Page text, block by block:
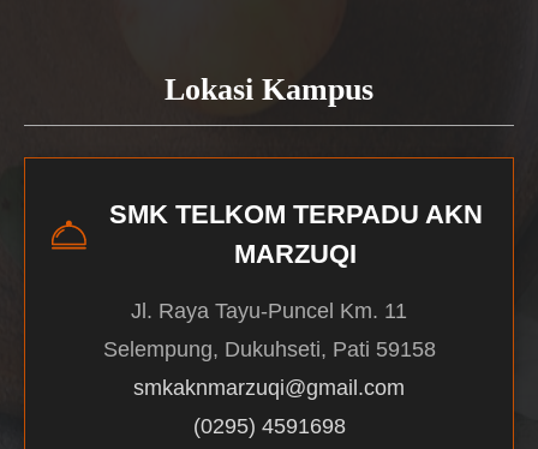
Lokasi Kampus
SMK TELKOM TERPADU AKN
MARZUQI
Jl. Raya Tayu-Puncel Km. 11
Selempung, Dukuhseti, Pati 59158
smkaknmarzuqi@gmail.com
(0295) 4591698